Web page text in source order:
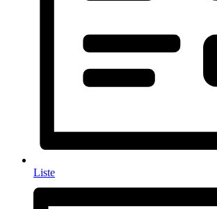
Liste